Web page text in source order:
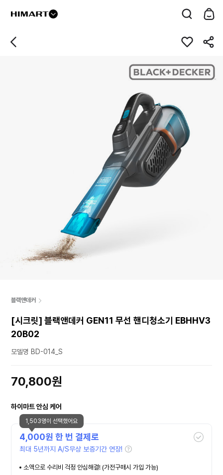
블랙앤데커
[시크릿] 블랙앤데커 GEN11 무선 핸디청소기 EBHHV3
20B02
모델명 BD-014_S
70,800원
하이마트 안심 케어
4,000원 한 번 결제로
최대 5년까지 A/S무상 보증기간 연장!
소액으로 수리비 걱정 안심해결! (가전구매시 가입 가능)
1,503명이 선택했어요